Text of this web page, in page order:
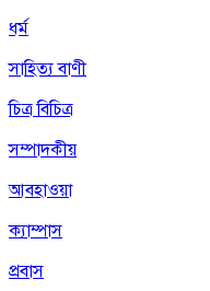
ধর্ম
সাহিত্য বাণী
চিত্র বিচিত্র
সম্পাদকীয়
আবহাওয়া
ক্যাম্পাস
প্রবাস